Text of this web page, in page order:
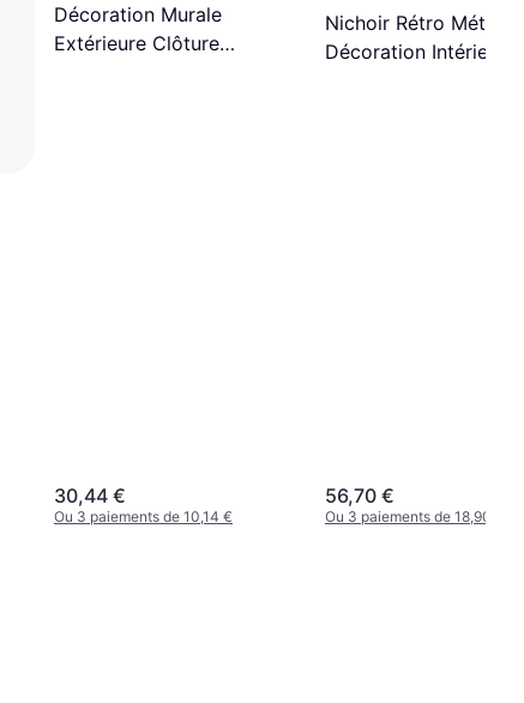
Décoration Murale
Extérieure Clôture
30,44 €
Ou 3 paiements de 10,14 €
Nichoir Rétro Métal
Décoration Intérieure
56,70 €
Ou 3 paiements de 18,90 €